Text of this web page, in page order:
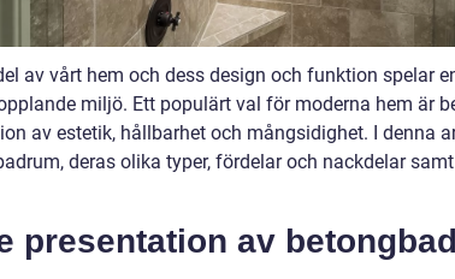
av vårt hem och dess design och funktion spelar
miljö. Ett populärt val för moderna hem är
av estetik, hållbarhet och mångsidighet. I denna
deras olika typer, fördelar och nackdelar
presentation av